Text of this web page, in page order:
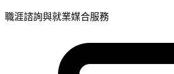
職涯諮詢與就業媒合服務